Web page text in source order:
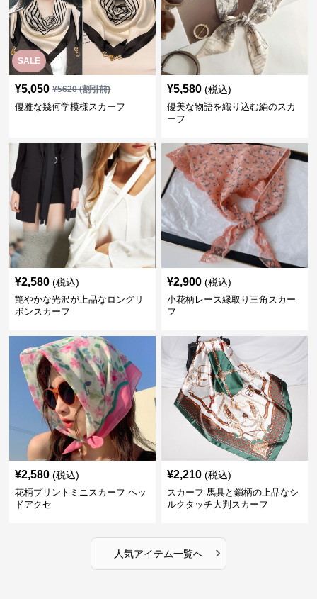
SALE
¥5,050 ¥5620(割引前)
優雅な幾何学模様スカーフ
¥5,580 (税込)
優美な物語を織り込む絹のスカ
ーフ
¥2,580 (税込)
艶やかな光沢が上品なロングリ
ボンスカーフ
¥2,900 (税込)
小花柄レース縁取り三角スカー
フ
¥2,580 (税込)
花柄プリントミニスカーフ ヘッ
ドアクセ
¥2,210 (税込)
スカーフ 馬具と鎖柄の上品なシ
ルクタッチ大判スカーフ
人気アイテム一覧へ ›